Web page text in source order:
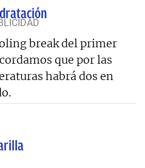
break del primer
que por las
habrá dos en